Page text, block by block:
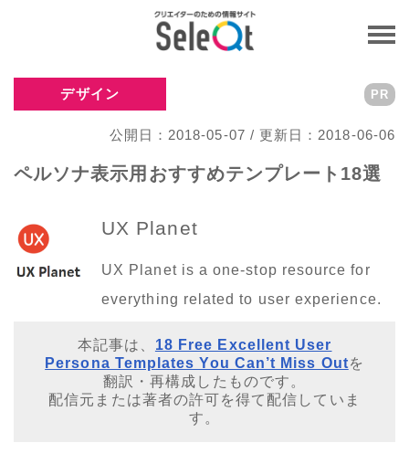
デザイン
公開日：2018-05-07 / 更新日：2018-06-06
PR
ペルソナ表示用おすすめテンプレート18選
UX Planet
UX Planet is a one-stop resource for
everything related to user experience.
本記事は、 18 Free Excellent User
Persona Templates You Can’t Miss Outを
翻訳・再構成したものです。
配信元または著者の許可を得て配信していま
す。